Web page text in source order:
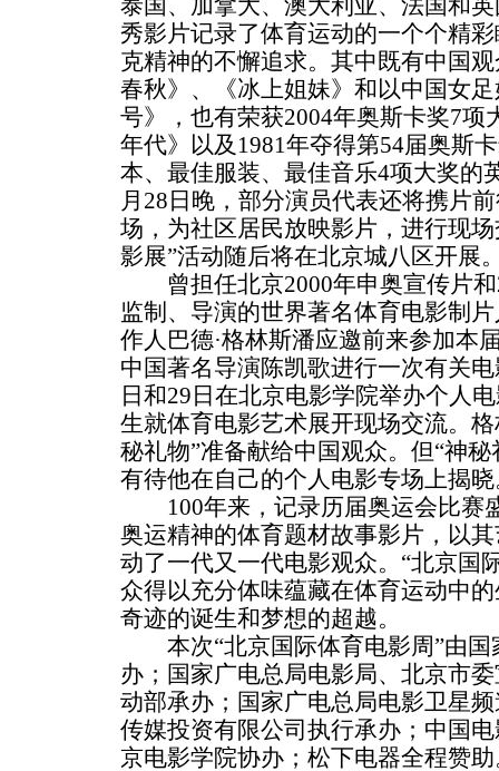
泰国、加拿大、澳大利亚、法国和
秀影片记录了体育运动的一个个精
克精神的不懈追求。其中既有中国
春秋》、《冰上姐妹》和以中国女
号》，也有荣获2004年奥斯卡奖7项
年代》以及1981年夺得第54届奥斯
本、最佳服装、最佳音乐4项大奖的
月28日晚，部分演员代表还将携片
场，为社区居民放映影片，进行现
影展”活动随后将在北京城八区开展
曾担任北京2000年申奥宣传片和
监制、导演的世界著名体育电影制
作人巴德·格林斯潘应邀前来参加本
中国著名导演陈凯歌进行一次有关
日和29日在北京电影学院举办个人
生就体育电影艺术展开现场交流。
秘礼物”准备献给中国观众。但“神
有待他在自己的个人电影专场上揭晓
100年来，记录历届奥运会比赛
奥运精神的体育题材故事影片，以
动了一代又一代电影观众。“北京国
众得以充分体味蕴藏在体育运动中
奇迹的诞生和梦想的超越。
本次“北京国际体育电影周”由国
办；国家广电总局电影局、北京市
动部承办；国家广电总局电影卫星
传媒投资有限公司执行承办；中国
京电影学院协办；松下电器全程赞助